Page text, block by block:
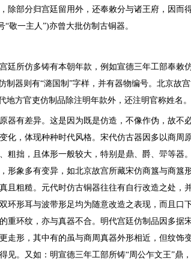
除部分归宫廷留用外，还奉敕分与诸王府，因而
敬一主人”)亦曾大批仿制古铜器。
廷所仿多铸有本朝年款，例如宣德三年工部奉敕
制器则有“潞国制”字样，并有器物编号。北京故
地方官吏仿制品除注明年款外，还注明官称姓名。
器有差异。这是因为既是仿造，不像作伪，故不
化，体现种种时代风格。宋代仿古器因多以商周
粗拙，且体形一般较大，特别是鼎、爵、斝等器
形象多有变异，如北京故宫所藏宋仿商簋与商簋
且粗糙。元代时仿古铜器往往有自行改造之处，
环形耳与波带形足均为随意改造之表现，而且口
重环纹，亦与真器不合。明代宫廷仿制品因多据
走形，其中有的虽与商周真器外形相近，但纹饰
见。又如：明宣德三年工部所铸“周公乍文王”鼎